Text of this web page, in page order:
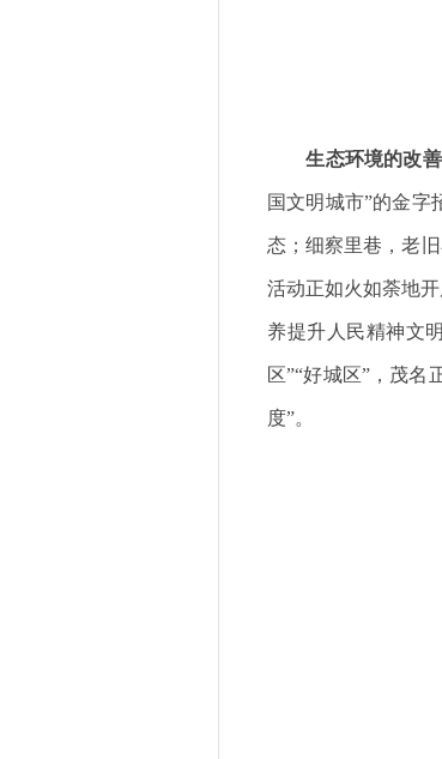
生态环境的改
国文明城市”的金字
态；细察里巷，老
活动正如火如荼地
养提升人民精神文
区”“好城区”，茂名
度”。